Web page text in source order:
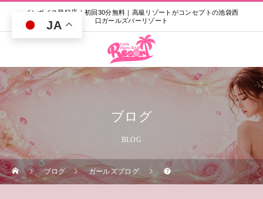
インボイス登録店｜初回30分無料｜高級リゾートがコンセプトの池袋西
口ガールズバーリゾート
ブログ
BLOG
ブログ ガールズブログ ❼
JA